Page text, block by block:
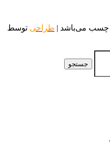
چسب می‌باشد | طراحی توسط
جستجو